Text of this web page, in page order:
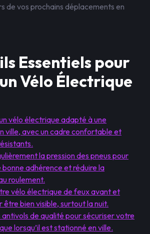
de vos prochains déplacements en
Essentiels pour
Vélo Électrique
vélo électrique adapté à une
ville, avec un cadre confortable et
la pression des pneus pour
bonne adhérence et réduire la
roulement.
vélo électrique de feux avant et
être bien visible, surtout la nuit.
antivols de qualité pour sécuriser votre
lorsqu’il est stationné en ville.